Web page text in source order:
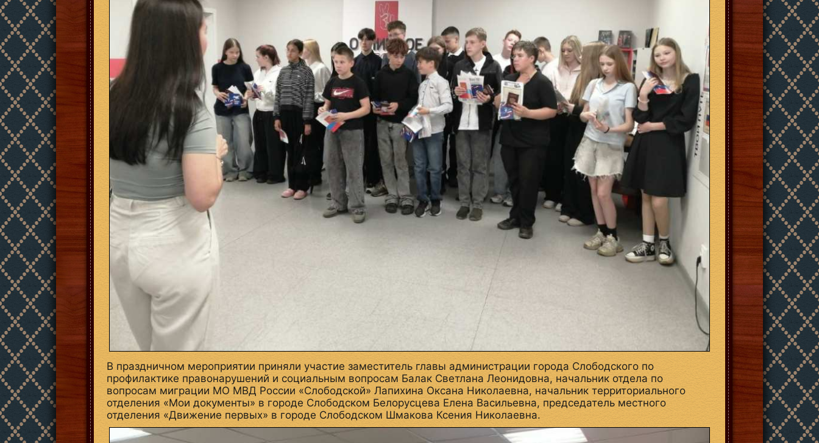
В праздничном мероприятии приняли участие заместитель главы администрации города Слободского по
профилактике правонарушений и социальным вопросам Балак Светлана Леонидовна, начальник отдела по
вопросам миграции МО МВД России «Слободской» Лапихина Оксана Николаевна, начальник территориального
отделения «Мои документы» в городе Слободском Белорусцева Елена Васильевна, председатель местного
отделения «Движение первых» в городе Слободском Шмакова Ксения Николаевна.